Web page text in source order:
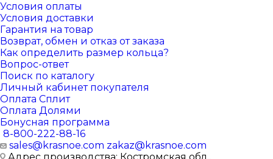
Условия оплаты
Условия доставки
Гарантия на товар
Возврат, обмен и отказ от заказа
Как определить размер кольца?
Вопрос-ответ
Поиск по каталогу
Личный кабинет покупателя
Оплата Сплит
Оплата Долями
Бонусная программа
8-800-222-88-16
sales@krasnoe.com zakaz@krasnoe.com